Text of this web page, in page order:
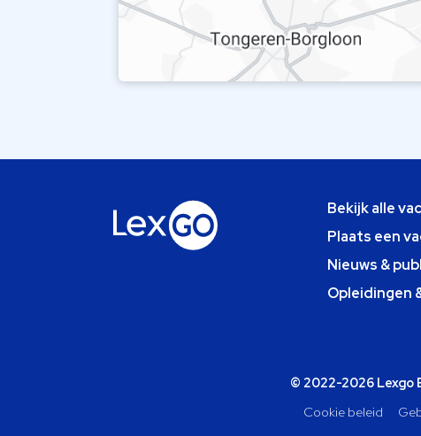
Bekijk alle
Plaats een
Nieuws &
Opleidingen
© 2022-2026 Lexgo
Cookie beleid